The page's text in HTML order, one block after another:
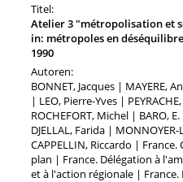
Titel:
Atelier 3 "métropolisation et
in: métropoles en
1990
Autoren:
BONNET, Jacques | MAYERE,
| LEO, Pierre-Yves |
ROCHEFORT, Michel | BARO,
DJELLAL, Farida |
CAPPELLIN, Riccardo |
plan | France. Délégation à
et à l'action régionale | France.